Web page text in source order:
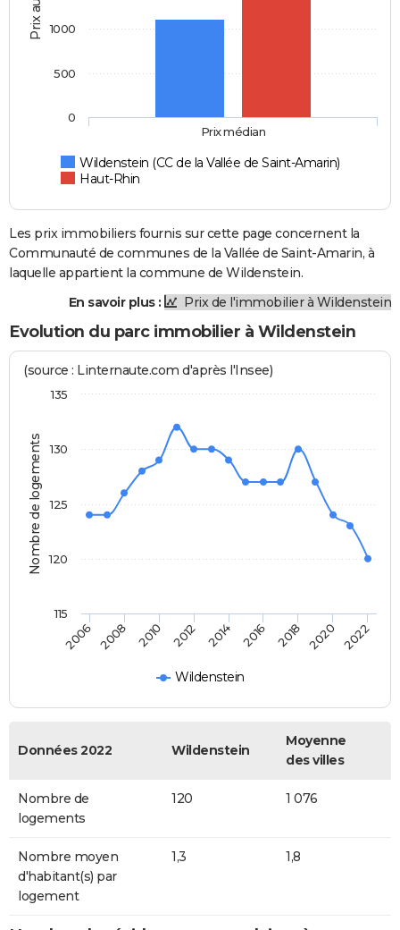
Wildenstein (CC de la Vallée de Saint-Amarin)
Haut-Rhin
Prix médian
0
500
1000
Les prix immobiliers fournis sur cette page concernent la
Communauté de communes de la Vallée de Saint-Amarin, à
laquelle appartient la commune de Wildenstein.
En savoir plus :
Prix de l'immobilier à Wildenstein
Evolution du parc immobilier à Wildenstein
Nombre de logements
(source : Linternaute.com d'après l'Insee)
Wildenstein
2006 2008 2010 2012 2014 2016 2018 2020 2022
120
125
130
135
115
Données 2022 Wildenstein
Moyenne
des villes
Nombre de
logements
120 1 076
Nombre moyen
d'habitant(s) par
logement
1,3 1,8